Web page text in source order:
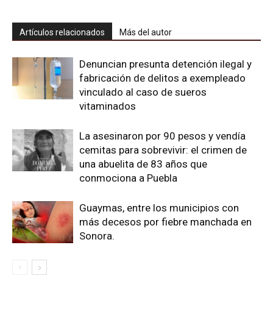
Artículos relacionados Más del autor
Denuncian presunta detención ilegal y
fabricación de delitos a exempleado
vinculado al caso de sueros
vitaminados
La asesinaron por 90 pesos y vendía
cemitas para sobrevivir: el crimen de
una abuelita de 83 años que
conmociona a Puebla
Guaymas, entre los municipios con
más decesos por fiebre manchada en
Sonora.